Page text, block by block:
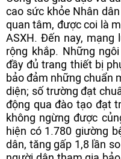
cao sức khỏe Nhân
quan tâm, được coi là
ASXH. Đến nay, mạng
rộng khắp. Những
đầy đủ trang thiết bị
bảo đảm những chuẩn
diện; số trường đạt
động qua đào tạo đạt
không ngừng được
hiện có 1.780 giường
dân, tăng gấp 1,8 lần